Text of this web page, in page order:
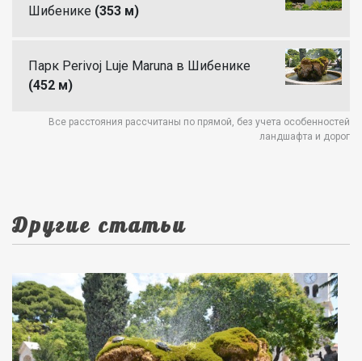
Шибенике (353 м)
Парк Perivoj Luje Maruna в Шибенике
(452 м)
Все расстояния рассчитаны по прямой, без учета особенностей
ландшафта и дорог
Другие статьи